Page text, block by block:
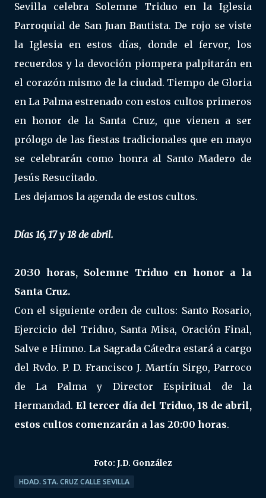
Sevilla celebra Solemne Triduo en la Iglesia
Parroquial de San Juan Bautista. De rojo se viste
la Iglesia en estos días, donde el fervor, los
recuerdos y la devoción piompera palpitarán en
el corazón mismo de la ciudad. Tiempo de Gloria
en La Palma estrenado con estos cultos primeros
en honor de la Santa Cruz, que vienen a ser
prólogo de las fiestas tradicionales que en mayo
se celebrarán como honra al Santo Madero de
Jesús Resucitado.
Les dejamos la agenda de estos cultos.
Días 16, 17 y 18 de abril.
20:30 horas, Solemne Triduo en honor a la
Santa Cruz.
Con el siguiente orden de cultos: Santo Rosario,
Ejercicio del Triduo, Santa Misa, Oración Final,
Salve e Himno. La Sagrada Cátedra estará a cargo
del Rvdo. P. D. Francisco J. Martín Sirgo, Parroco
de La Palma y Director Espiritual de la
Hermandad. El tercer día del Triduo, 18 de abril,
estos cultos comenzarán a las 20:00 horas.
Foto: J.D. González
HDAD. STA. CRUZ CALLE SEVILLA